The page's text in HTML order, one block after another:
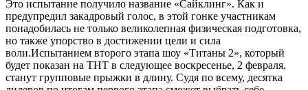
Это испытание получило название «Сайклинг». Как и
предупредил закадровый голос, в этой гонке участникам
понадобилась не только великолепная физическая подготовка,
но также упорство в достижении цели и сила
воли.Испытанием второго этапа шоу «Титаны 2», который
будет показан на ТНТ в следующее воскресенье, 2 февраля,
станут групповые прыжки в длину. Судя по всему, десятка